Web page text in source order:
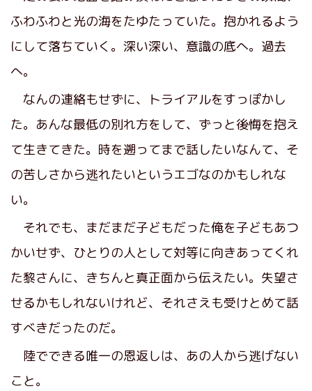
ふわふわと光の海をたゆたっていた。抱かれるよう
にして落ちていく。深い深い、意識の底へ。過去
へ。
なんの連絡もせずに、トライアルをすっぽかし
た。あんな最低の別れ方をして、ずっと後悔を抱え
て生きてきた。時を遡ってまで話したいなんて、そ
の苦しさから逃れたいというエゴなのかもしれな
い。
それでも、まだまだ子どもだった俺を子どもあつ
かいせず、ひとりの人として対等に向きあってくれ
た黎さんに、きちんと真正面から伝えたい。失望さ
せるかもしれないけれど、それさえも受けとめて話
すべきだったのだ。
陸でできる唯一の恩返しは、あの人から逃げない
こと。